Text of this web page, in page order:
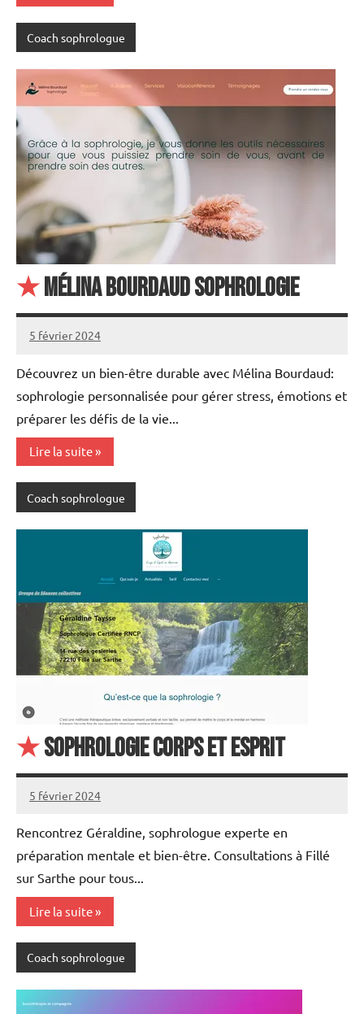
Coach sophrologue
★Mélina Bourdaud Sophrologie
5 février 2024
annuairecoaching
Découvrez un bien-être durable avec Mélina Bourdaud:
sophrologie personnalisée pour gérer stress, émotions et
préparer les défis de la vie...
Lire la suite
Coach sophrologue
★Sophrologie corps et esprit
5 février 2024
annuairecoaching
Rencontrez Géraldine, sophrologue experte en
préparation mentale et bien-être. Consultations à Fillé
sur Sarthe pour tous...
Lire la suite
Coach sophrologue